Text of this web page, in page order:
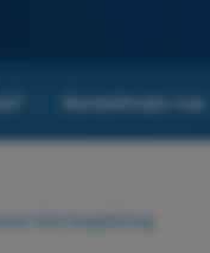
Kontaktirajte nas
leta bespilotnog